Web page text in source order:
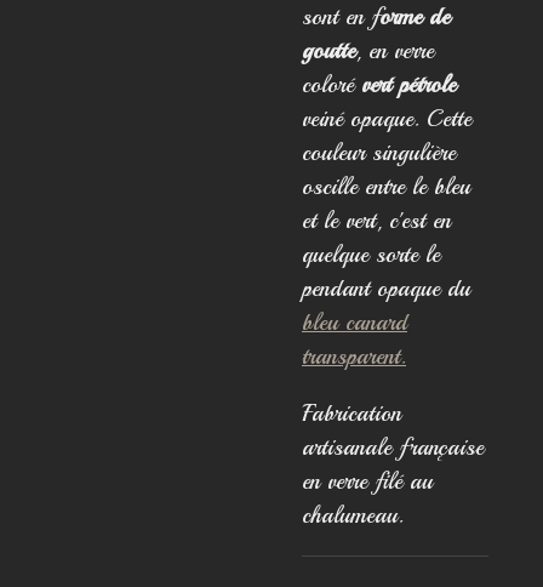
sont en forme de
goutte, en verre
coloré vert pétrole
veiné opaque. Cette
couleur singulière
oscille entre le bleu
et le vert, c'est en
quelque sorte le
pendant opaque du
bleu canard
transparent.
Fabrication
artisanale française
en verre filé au
chalumeau.